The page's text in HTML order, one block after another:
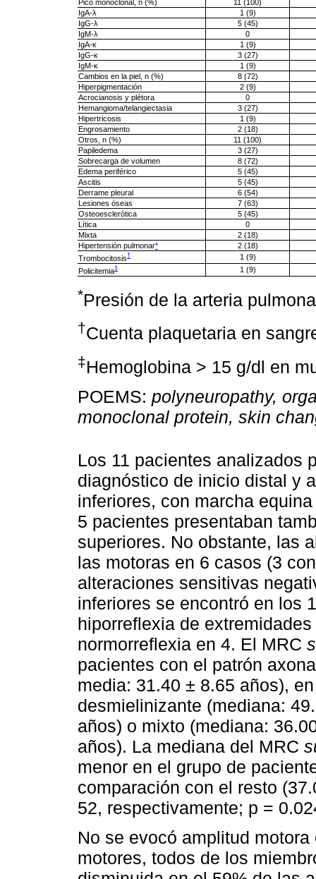
Pico monoclonal, n (%)
11 (100)
IgA-λ
1 (9)
IgG-λ
5 (45)
IgM-λ
0
IgA-κ
1 (9)
IgG-κ
3 (27)
IgM-κ
1 (9)
Cambios en la piel, n (%)
8 (72)
Hiperpigmentación
2 (9)
Acrocianosis y plétora
0
Hemangioma/telangiectasia
3 (27)
Hipertricosis
1 (9)
Engrosamiento
2 (18)
Otros, n (%)
11 (100)
Papiledema
3 (27)
Sobrecarga de volumen
8 (72)
Edema periférico
5 (45)
Ascitis
5 (45)
Derrame pleural
6 (54)
Lesiones óseas
7 (63)
Osteoesclerótica
5 (45)
Lítica
0
Mixta
2 (18)
Hipertensión pulmonar*
2 (18)
Trombocitosis†
1 (9)
Policitemia‡ 1 (9)
*Presión de la arteria
†Cuenta plaquetaria en
‡Hemoglobina > 15 g/dl en
POEMS: polyneuropathy,
monoclonal protein, skin
Los 11 pacientes analizados
diagnóstico de inicio distal y
inferiores, con marcha
5 pacientes presentaban
superiores. No obstante, las
las motoras en 6 casos (3
alteraciones sensitivas
inferiores se encontró en los
hiporreflexia de
normorreflexia en 4. El MRC
pacientes con el patrón
media: 31.40 ± 8.65 años),
desmielinizante (mediana:
años) o mixto (mediana:
años). La mediana del MRC
menor en el grupo de
comparación con el resto
52, respectivamente; p =
No se evocó amplitud
motores, todos de los